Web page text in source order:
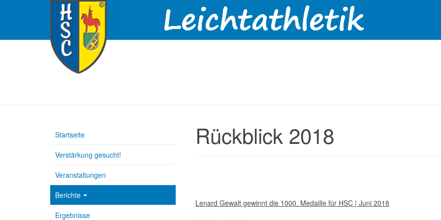
Rückblick 2018
Lenard Gewalt gewinnt die 1000. Medaille für HSC | Juni 2018
Startseite
Verstärkung gesucht!
Veranstaltungen
Berichte
Ergebnisse